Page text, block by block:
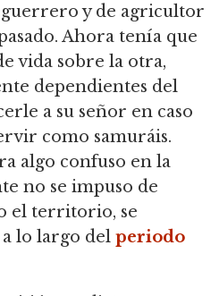
y de agricultor
Ahora tenía que
vida sobre la otra,
dependientes del
a su señor en caso
como samuráis.
algo confuso en la
no se impuso de
el territorio, se
lo largo del periodo